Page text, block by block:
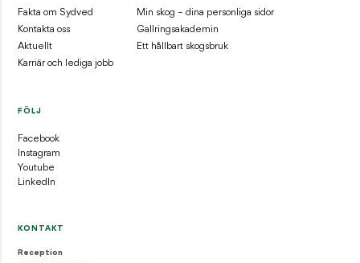
Fakta om Sydved
Kontakta oss
Aktuellt
Karriär och lediga jobb
Min skog – dina personliga sidor
Gallringsakademin
Ett hållbart skogsbruk
FÖLJ
Facebook
Instagram
Youtube
LinkedIn
KONTAKT
Reception